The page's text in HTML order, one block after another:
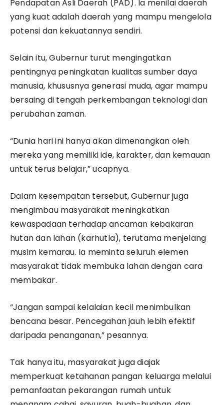
Pendapatan Asli Daerah (PAD). Ia menilai daerah
yang kuat adalah daerah yang mampu mengelola
potensi dan kekuatannya sendiri.
Selain itu, Gubernur turut mengingatkan
pentingnya peningkatan kualitas sumber daya
manusia, khususnya generasi muda, agar mampu
bersaing di tengah perkembangan teknologi dan
perubahan zaman.
“Dunia hari ini hanya akan dimenangkan oleh
mereka yang memiliki ide, karakter, dan kemauan
untuk terus belajar,” ucapnya.
Dalam kesempatan tersebut, Gubernur juga
mengimbau masyarakat meningkatkan
kewaspadaan terhadap ancaman kebakaran
hutan dan lahan (karhutla), terutama menjelang
musim kemarau. Ia meminta seluruh elemen
masyarakat tidak membuka lahan dengan cara
membakar.
“Jangan sampai kelalaian kecil menimbulkan
bencana besar. Pencegahan jauh lebih efektif
daripada penanganan,” pesannya.
Tak hanya itu, masyarakat juga diajak
memperkuat ketahanan pangan keluarga melalui
pemanfaatan pekarangan rumah untuk